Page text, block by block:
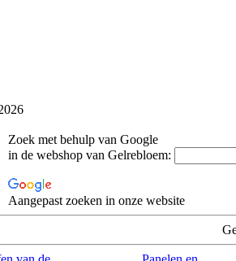
Zoek met behulp van Google
in de webshop van Gelrebloem:
Aangepast zoeken in onze website